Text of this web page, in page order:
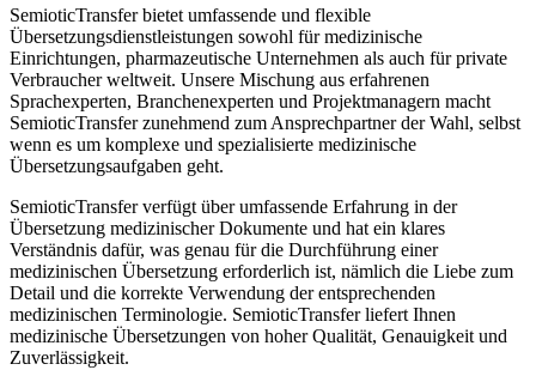
SemioticTransfer bietet umfassende und flexible
Übersetzungsdienstleistungen sowohl für medizinische
Einrichtungen, pharmazeutische Unternehmen als auch für private
Verbraucher weltweit. Unsere Mischung aus erfahrenen
Sprachexperten, Branchenexperten und Projektmanagern macht
SemioticTransfer zunehmend zum Ansprechpartner der Wahl, selbst
wenn es um komplexe und spezialisierte medizinische
Übersetzungsaufgaben geht.
SemioticTransfer verfügt über umfassende Erfahrung in der
Übersetzung medizinischer Dokumente und hat ein klares
Verständnis dafür, was genau für die Durchführung einer
medizinischen Übersetzung erforderlich ist, nämlich die Liebe zum
Detail und die korrekte Verwendung der entsprechenden
medizinischen Terminologie. SemioticTransfer liefert Ihnen
medizinische Übersetzungen von hoher Qualität, Genauigkeit und
Zuverlässigkeit.